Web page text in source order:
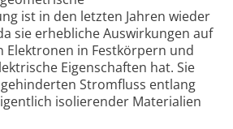
ist in den letzten Jahren wieder
sie erhebliche Auswirkungen auf
Elektronen in Festkörpern und
Eigenschaften hat. Sie
Stromfluss entlang
isolierender Materialien